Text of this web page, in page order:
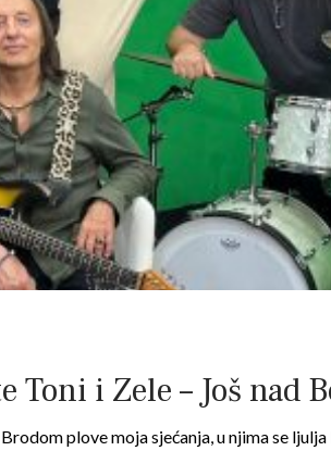
Toni i Zele – Još nad
plove moja sjećanja, u njima se